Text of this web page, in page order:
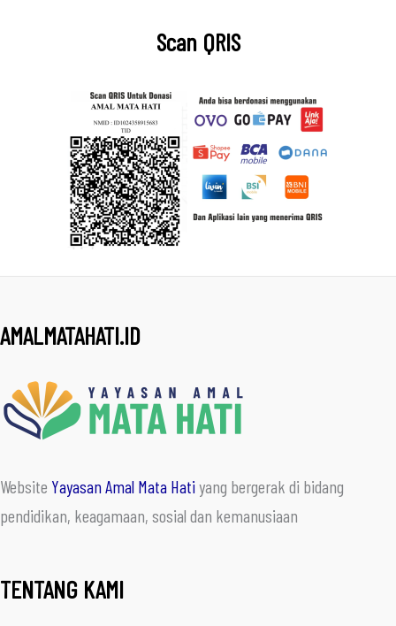
Scan QRIS
AMALMATAHATI.ID
Website Yayasan Amal Mata Hatiyang bergerak di bidang
pendidikan, keagamaan, sosial dan kemanusiaan
TENTANG KAMI